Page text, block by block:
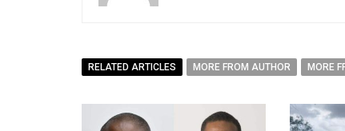
RELATED ARTICLES MORE FROM AUTHOR MORE